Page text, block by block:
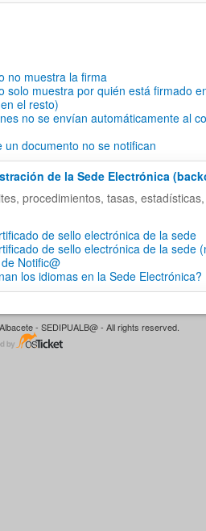
no muestra la firma
solo muestra por quién está firmado
el resto)
no se envían automáticamente al
un documento no se notifican
de la Sede Electrónica
procedimientos, tasas,
de sello electrónica de la sede
de sello electrónica de la sede
Notific@
los idiomas en la Sede Electrónica?
- SEDIPUALB@ - All rights reserved.